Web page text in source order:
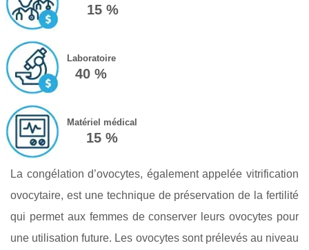
15 %
Laboratoire
40 %
Matériel médical
15 %
La congélation d’ovocytes, également appelée vitrification
ovocytaire, est une technique de préservation de la fertilité
qui permet aux femmes de conserver leurs ovocytes pour
une utilisation future. Les ovocytes sont prélevés au niveau